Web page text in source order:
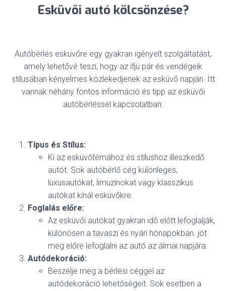
Esküvői autó kölcsönzése?
Autóbérlés esküvőre egy gyakran igényelt szolgáltatást,
amely lehetővé teszi, hogy az ifjú pár és vendégeik
stílusában kényelmes közlekedjenek az esküvő napján. Itt
vannak néhány fontos információ és tipp az esküvői
autóbérléssel kapcsolatban:
Típus és Stílus:
Ki az esküvőtémához és stílushoz illeszkedő
autót. Sok autóbérlő cég különleges,
luxusautókat, limuzinokat vagy klasszikus
autókat kínál esküvőkre.
Foglalás előre:
Az esküvői autókat gyakran idő előtt lefoglalják,
különösen a tavaszi és nyári hónapokban. jót
meg előre lefoglalni az autó az álmai napjára.
Autódekoráció:
Beszélje meg a bérlési céggel az
autódekoráció lehetőségeit. Sok esetben a